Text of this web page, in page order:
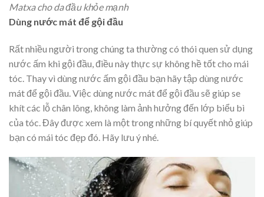
Matxa cho da đầu khỏe mạnh
Dùng nước mát để gội đầu
Rất nhiều người trong chúng ta thường có thói quen sử dụng
nước ấm khi gội đầu, điều này thực sự không hề tốt cho mái
tóc. Thay vì dùng nước ấm gội đầu bạn hãy tập dùng nước
mát để gội đầu. Việc dùng nước mát để gội đầu sẽ giúp se
khít các lỗ chân lông, không làm ảnh hưởng đến lớp biểu bì
của tóc. Đây được xem là một trong những bí quyết nhỏ giúp
bạn có mái tóc đẹp đó. Hãy lưu ý nhé.